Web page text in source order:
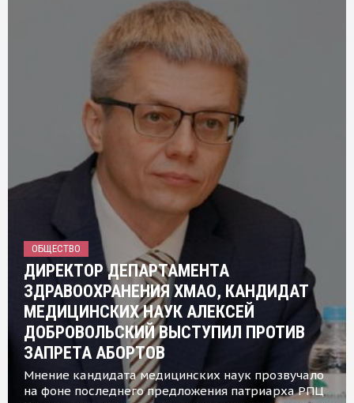
ОБЩЕСТВО
ДИРЕКТОР ДЕПАРТАМЕНТА
ЗДРАВООХРАНЕНИЯ ХМАО, КАНДИДАТ
МЕДИЦИНСКИХ НАУК АЛЕКСЕЙ
ДОБРОВОЛЬСКИЙ ВЫСТУПИЛ ПРОТИВ
ЗАПРЕТА АБОРТОВ
Мнение кандидата медицинских наук прозвучало
на фоне последнего предложения патриарха РПЦ